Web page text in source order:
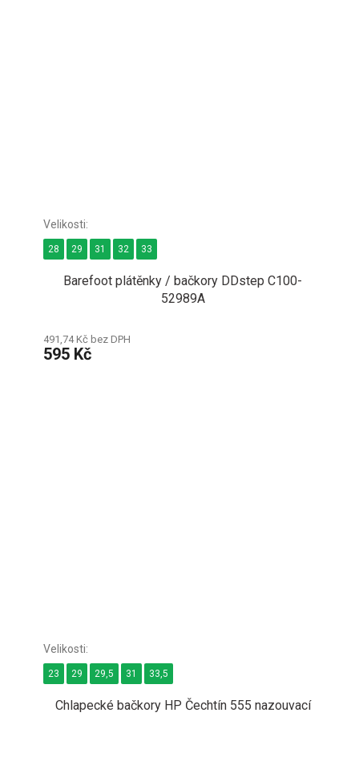
Barefoot plátěnky / bačkory DDstep C100-
52989A
491,74 Kč bez DPH
595 Kč
28 29 31 32 33
Chlapecké bačkory HP Čechtín 555 nazouvací
23 29 29,5 31 33,5